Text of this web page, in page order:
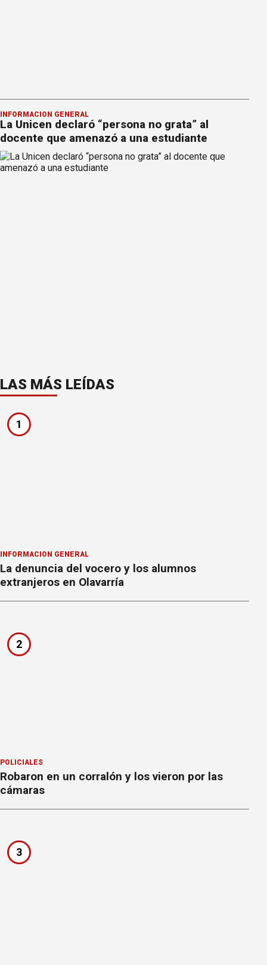
INFORMACION GENERAL
La Unicen declaró “persona no grata” al
docente que amenazó a una estudiante
LAS MÁS LEÍDAS
1
INFORMACION GENERAL
La denuncia del vocero y los alumnos
extranjeros en Olavarría
2
POLICIALES
Robaron en un corralón y los vieron por las
cámaras
3